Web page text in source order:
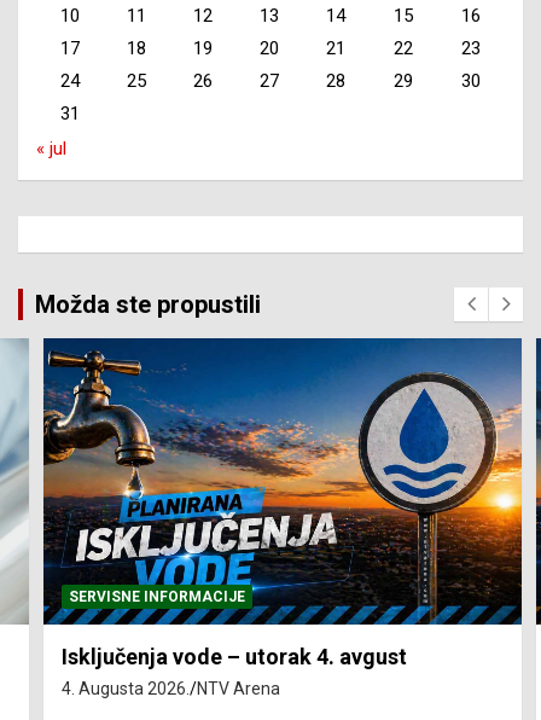
10
11 12 13 14 15
16
17
18 19 20 21 22
23
24
25 26 27 28 29
30
31
« jul
Možda ste propustili
SERVISNE INFORMACIJE
Isključenja vode – utorak 4. avgust
4. Augusta 2026. NTV Arena